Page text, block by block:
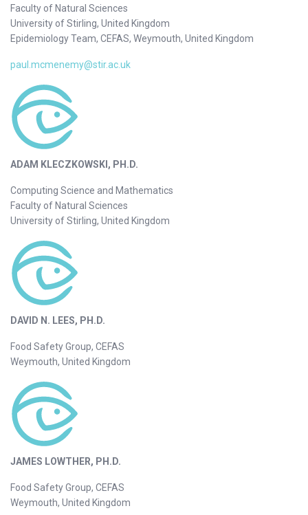
Faculty of Natural Sciences
University of Stirling, United Kingdom
Epidemiology Team, CEFAS, Weymouth, United Kingdom
paul.mcmenemy@stir.ac.uk
ADAM KLECZKOWSKI, PH.D.
Computing Science and Mathematics
Faculty of Natural Sciences
University of Stirling, United Kingdom
DAVID N. LEES, PH.D.
Food Safety Group, CEFAS
Weymouth, United Kingdom
JAMES LOWTHER, PH.D.
Food Safety Group, CEFAS
Weymouth, United Kingdom